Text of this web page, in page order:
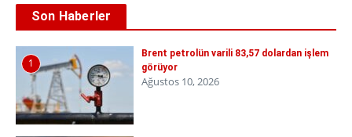
Son Haberler
1
Brent petrolün varili 83,57 dolardan işlem
görüyor
Ağustos 10, 2026